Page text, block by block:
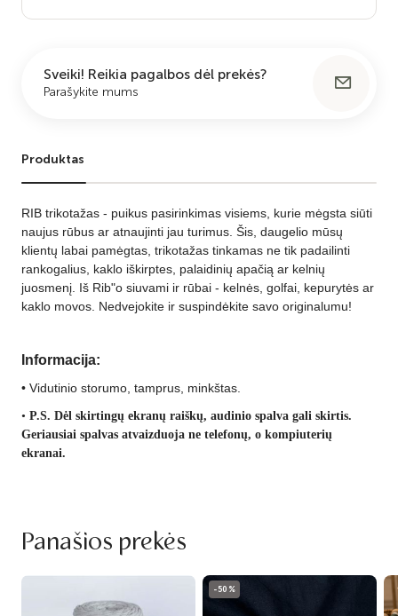
Sveiki! Reikia pagalbos dėl prekės?
Parašykite mums
Produktas
RIB trikotažas - puikus pasirinkimas visiems, kurie mėgsta siūti
naujus rūbus ar atnaujinti jau turimus. Šis, daugelio mūsų
klientų labai pamėgtas, trikotažas tinkamas ne tik padailinti
rankogalius, kaklo iškirptes, palaidinių apačią ar kelnių
juosmenį. Iš Rib"o siuvami ir rūbai - kelnės, golfai, kepurytės ar
kaklo movos. Nedvejokite ir suspindėkite savo originalumu!
Informacija:
• Vidutinio storumo, tamprus, minkštas.
• P.S. Dėl skirtingų ekranų raiškų, audinio spalva gali skirtis.
Geriausiai spalvas atvaizduoja ne telefonų, o kompiuterių
ekranai.
Panašios prekės
-50%